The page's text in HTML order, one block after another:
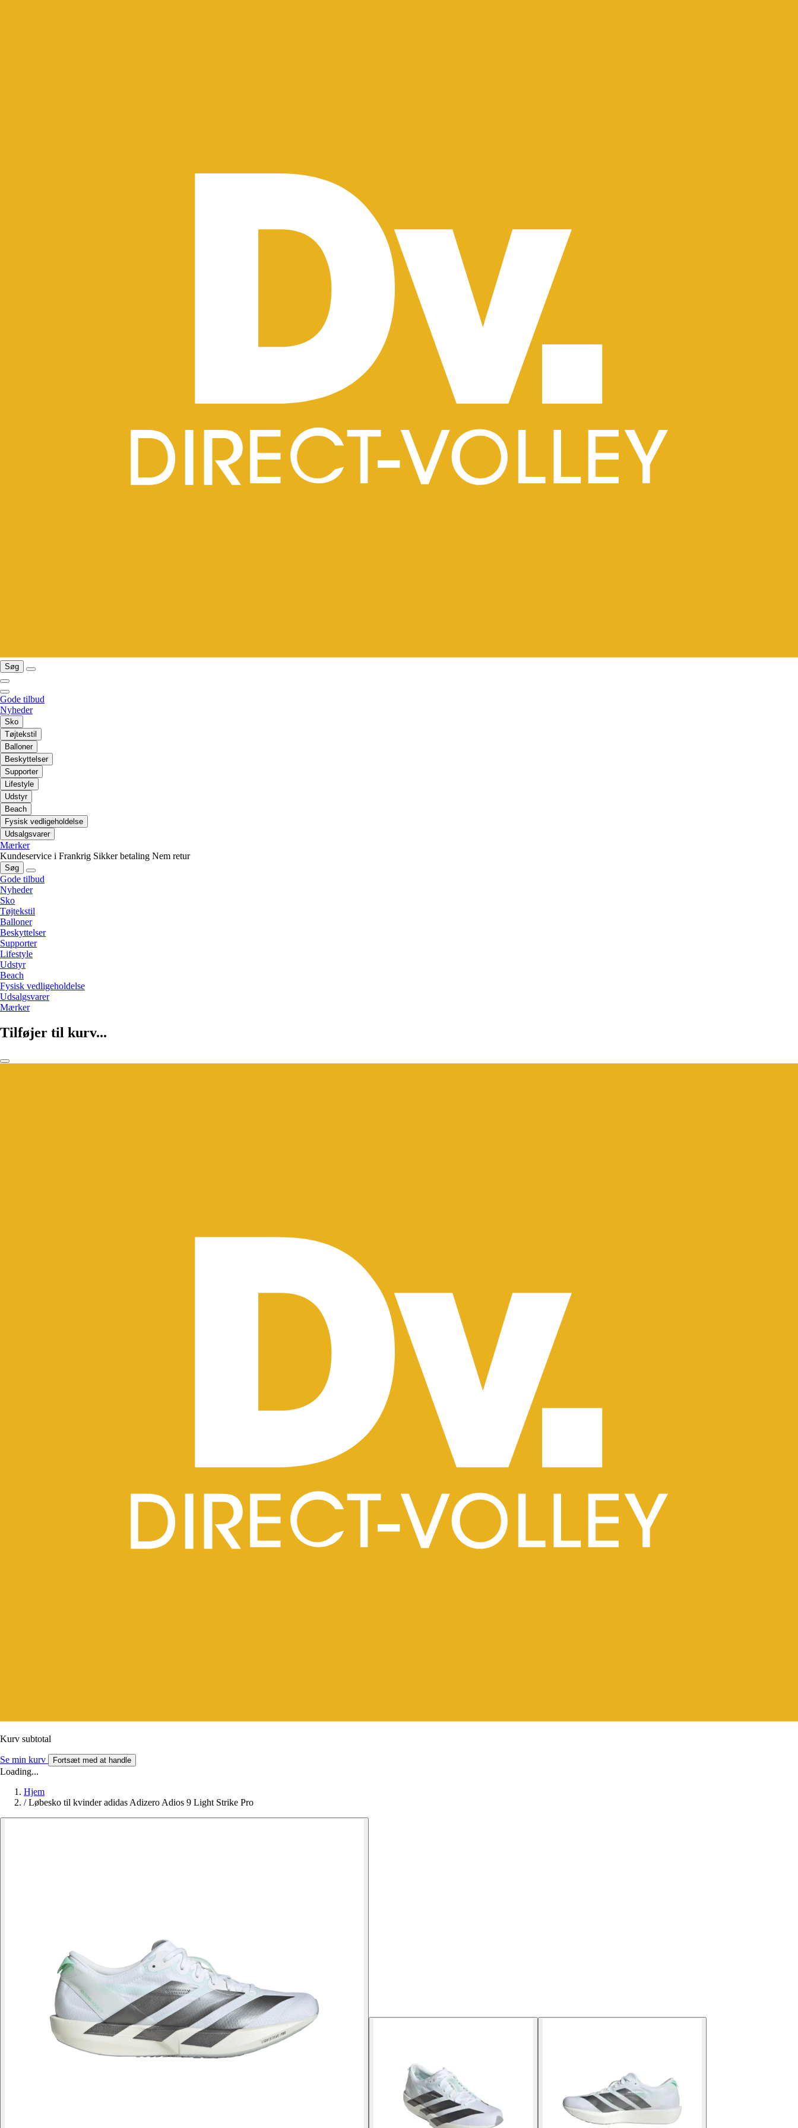
Søg
Gode tilbud
Nyheder
Sko
Tøjtekstil
Balloner
Beskyttelser
Supporter
Lifestyle
Udstyr
Beach
Fysisk vedligeholdelse
Udsalgsvarer
Mærker
Kundeservice i Frankrig Sikker betaling Nem retur
Søg
Gode tilbud
Nyheder
Sko
Tøjtekstil
Balloner
Beskyttelser
Supporter
Lifestyle
Udstyr
Beach
Fysisk vedligeholdelse
Udsalgsvarer
Mærker
Tilføjer til kurv...
Kurv subtotal
Se min kurv Fortsæt med at handle
Loading...
Hjem
/ Løbesko til kvinder adidas Adizero Adios 9 Light Strike Pro